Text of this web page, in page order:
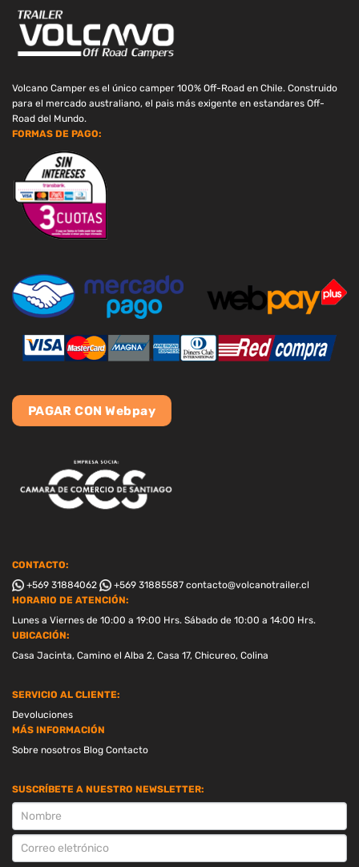
Volcano Camper es el único camper 100% Off-Road en Chile. Construido
para el mercado australiano, el pais más exigente en estandares Off-
Road del Mundo.
FORMAS DE PAGO:
PAGAR CON Webpay
CONTACTO:
+569 31884062
+569 31885587 contacto@volcanotrailer.cl
HORARIO DE ATENCIÓN:
Lunes a Viernes de 10:00 a 19:00 Hrs. Sábado de 10:00 a 14:00 Hrs.
UBICACIÓN:
Casa Jacinta, Camino el Alba 2, Casa 17, Chicureo, Colina
SERVICIO AL CLIENTE:
Devoluciones
MÁS INFORMACIÓN
Sobre nosotros Blog Contacto
SUSCRÍBETE A NUESTRO NEWSLETTER:
SUSCRIPCION